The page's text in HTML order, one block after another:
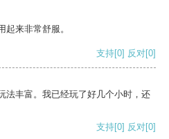
来非常舒服。
支持[0] 反对[0]
法丰富。我已经玩了好几个小时，还
支持[0] 反对[0]